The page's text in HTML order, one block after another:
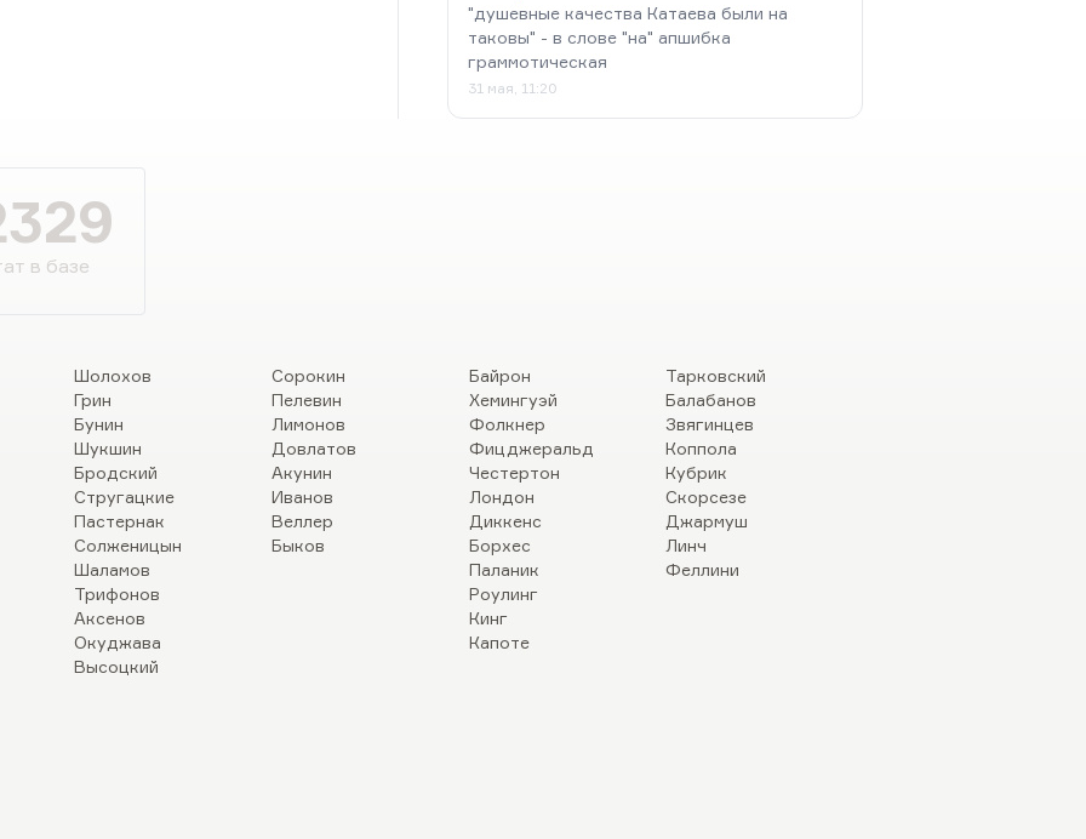
"душевные качества Катаева были на
таковы" - в слове "на" апшибка
граммотическая
31 мая, 11:20
в базе
Шолохов
Грин
Бунин
Шукшин
Бродский
Стругацкие
Пастернак
Солженицын
Шаламов
Трифонов
Аксенов
Окуджава
Высоцкий
Сорокин
Пелевин
Лимонов
Довлатов
Акунин
Иванов
Веллер
Быков
Байрон
Хемингуэй
Фолкнер
Фицджеральд
Честертон
Лондон
Диккенс
Борхес
Паланик
Роулинг
Кинг
Капоте
Тарковский
Балабанов
Звягинцев
Коппола
Кубрик
Скорсезе
Джармуш
Линч
Феллини